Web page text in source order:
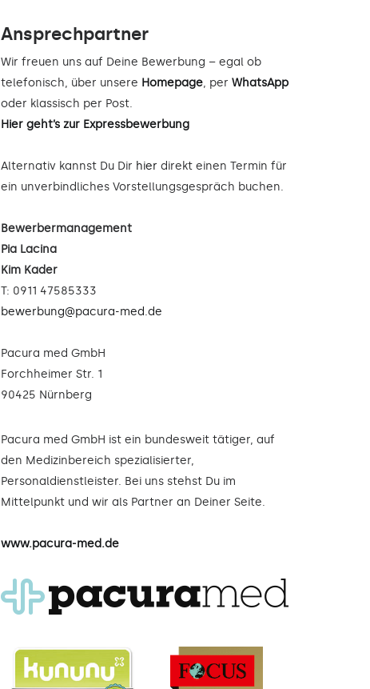
Ansprechpartner
Wir freuen uns auf Deine Bewerbung – egal ob
telefonisch, über unsere Homepage, per WhatsApp
oder klassisch per Post.
Hier geht’s zur Expressbewerbung
Alternativ kannst Du Dir hier direkt einen Termin für
ein unverbindliches Vorstellungsgespräch buchen.
Bewerbermanagement
Pia Lacina
Kim Kader
T: 0911 47585333
bewerbung@pacura-med.de
Pacura med GmbH
Forchheimer Str. 1
90425 Nürnberg
Pacura med GmbH ist ein bundesweit tätiger, auf
den Medizinbereich spezialisierter,
Personaldienstleister. Bei uns stehst Du im
Mittelpunkt und wir als Partner an Deiner Seite.
www.pacura-med.de